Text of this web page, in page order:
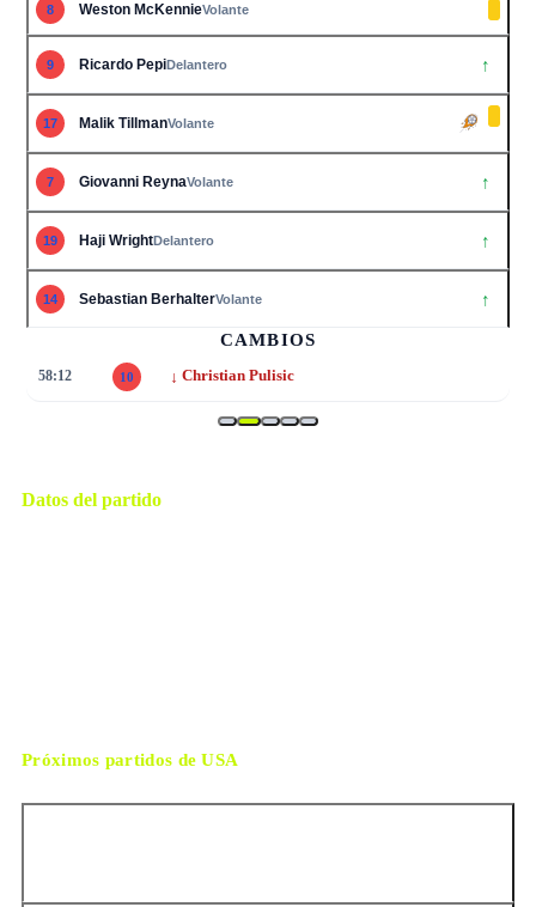
8 Weston McKennieVolante
9 Ricardo PepiDelantero ↑
17 Malik TillmanVolante
7 Giovanni ReynaVolante ↑
19 Haji WrightDelantero ↑
14 Sebastian BerhalterVolante ↑
CAMBIOS
58:12 10 ↓ Christian Pulisic
Datos del partido
Próximos partidos deUSA